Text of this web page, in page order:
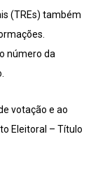
(TREs) também
número da
votação e ao
Eleitoral – Título